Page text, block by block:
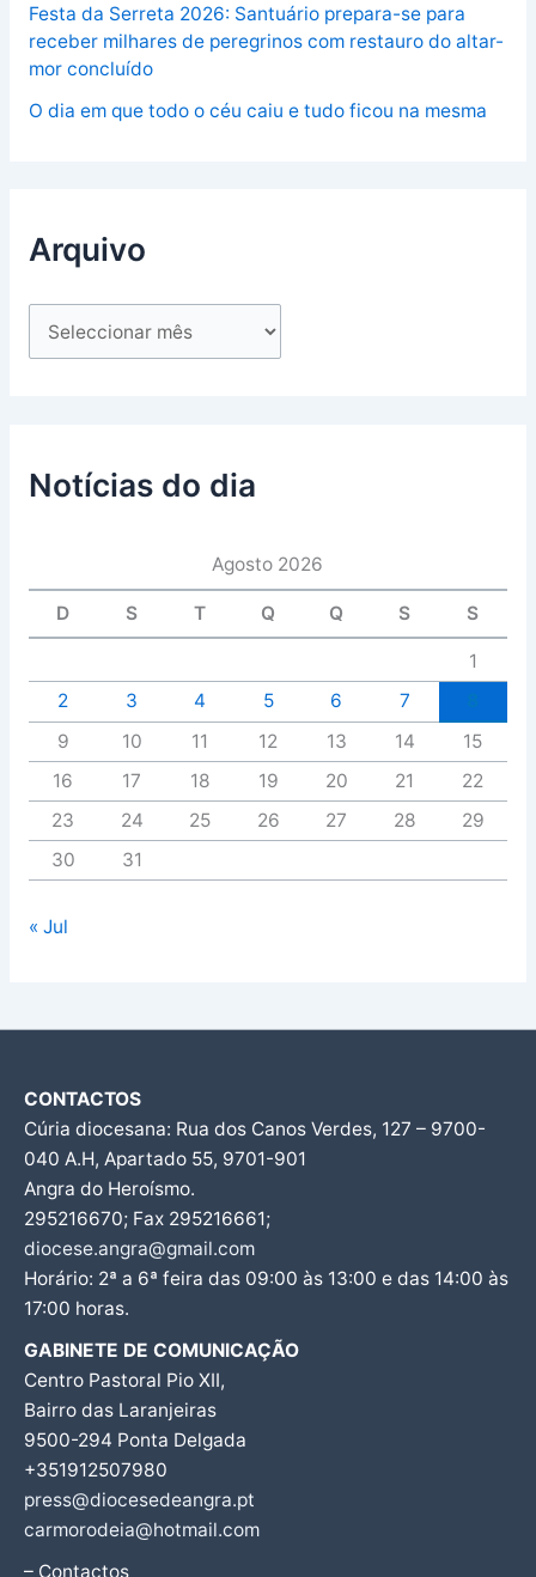
Festa da Serreta 2026: Santuário prepara-se para
receber milhares de peregrinos com restauro do altar-
mor concluído
O dia em que todo o céu caiu e tudo ficou na mesma
Arquivo
Notícias do dia
Agosto 2026
D S T Q Q S S
1
2
3 4 5 6 7
9
10 11 12 13 14
15
16
17 18 19 20 21
22
23
24 25 26 27 28
29
30
31
« Jul
CONTACTOS
Cúria diocesana: Rua dos Canos Verdes, 127 – 9700-
040 A.H, Apartado 55, 9701-901
Angra do Heroísmo.
295216670; Fax 295216661;
diocese.angra@gmail.com
Horário: 2ª a 6ª feira das 09:00 às 13:00 e das 14:00 às
17:00 horas.
GABINETE DE COMUNICAÇÃO
Centro Pastoral Pio XII,
Bairro das Laranjeiras
9500-294 Ponta Delgada
+351912507980
press@diocesedeangra.pt
carmorodeia@hotmail.com
– Contactos